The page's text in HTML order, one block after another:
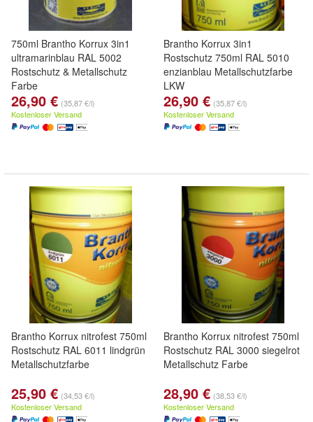
750ml Brantho Korrux 3in1
ultramarinblau RAL 5002
Rostschutz & Metallschutz
Farbe
26,90 € (35,87 €/l)
Kostenloser Versand
Brantho Korrux 3in1
Rostschutz 750ml RAL 5010
enzianblau Metallschutzfarbe
LKW
26,90 € (35,87 €/l)
Kostenloser Versand
Brantho Korrux nitrofest 750ml
Rostschutz RAL 6011 lindgrün
Metallschutzfarbe
25,90 € (34,53 €/l)
Kostenloser Versand
Brantho Korrux nitrofest 750ml
Rostschutz RAL 3000 siegelrot
Metallschutz Farbe
28,90 € (38,53 €/l)
Kostenloser Versand